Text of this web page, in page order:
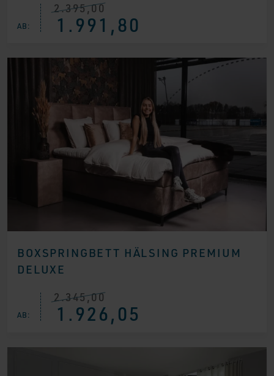
AB:
2.395,00
Ursprünglicher
Preis
war:1.991,80
Aktueller
Preis
ist:
BOXSPRINGBETT HÄLSING PREMIUM
DELUXE
AB:
2.345,00
Ursprünglicher
Preis
war:1.926,05
Aktueller
Preis
ist: